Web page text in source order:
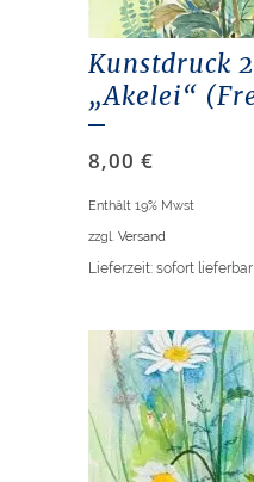
Kunstdruck
„Akelei“
8,00 €
Enthält 19% Mwst
zzgl. Versand
Lieferzeit: sofort lieferbar